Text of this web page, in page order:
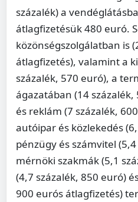
százalék) a
átlagfizetésük 480 euró.
közönségszolgálatban is
átlagfizetés), valamint a
százalék, 570 euró), a
ágazatában (14
és reklám (7 százalék,
autóipar és közlekedés
pénzügy és számvitel
mérnöki szakmák (5,1
(4,7 százalék, 850 euró)
900 eurós átlagfizetés)